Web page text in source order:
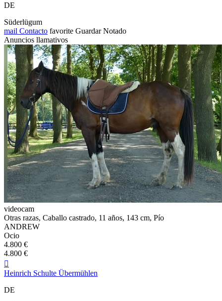
DE
Süderlügum
mail Contacto favorite Guardar Notado
Anuncios llamativos
videocam
Otras razas, Caballo castrado, 11 años, 143 cm, Pío
ANDREW
Ocio
4.800 €
4.800 €

Heinrich Schulte Übermühlen
DE